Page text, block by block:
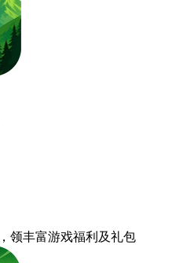
，领丰富游戏福利 及礼包